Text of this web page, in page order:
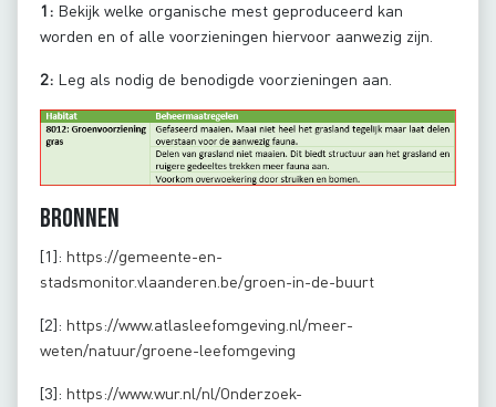
1: Bekijk welke organische mest geproduceerd kan
worden en of alle voorzieningen hiervoor aanwezig zijn.
2: Leg als nodig de benodigde voorzieningen aan.
Bronnen
[1]: https://gemeente-en-
stadsmonitor.vlaanderen.be/groen-in-de-buurt
[2]: https://www.atlasleefomgeving.nl/meer-
weten/natuur/groene-leefomgeving
[3]: https://www.wur.nl/nl/Onderzoek-